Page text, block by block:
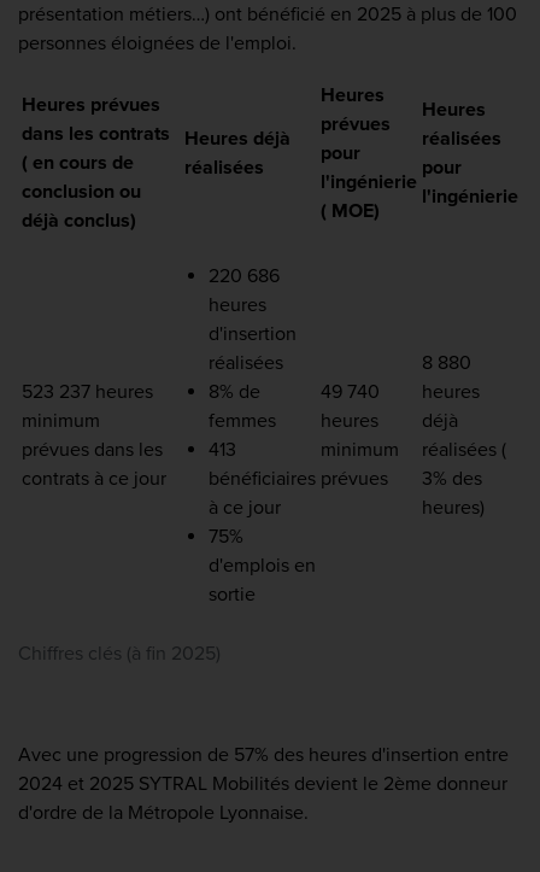
présentation métiers…) ont bénéficié en 2025 à plus de 100
personnes éloignées de l'emploi.
Chiffres clés (à fin 2025)
Heures prévues
dans les contrats
( en cours de
conclusion ou
déjà conclus)
Heures déjà
réalisées
Heures
prévues
pour
l'ingénierie
( MOE)
Heures
réalisées
pour
l'ingénierie
523 237 heures
minimum
prévues dans les
contrats à ce jour
220 686
heures
d'insertion
réalisées
8% de
femmes
413
bénéficiaires
à ce jour
75%
d'emplois en
sortie
49 740
heures
minimum
prévues
8 880
heures
déjà
réalisées (
3% des
heures)
Avec une progression de 57% des heures d'insertion entre
2024 et 2025 SYTRAL Mobilités devient le 2ème donneur
d'ordre de la Métropole Lyonnaise.